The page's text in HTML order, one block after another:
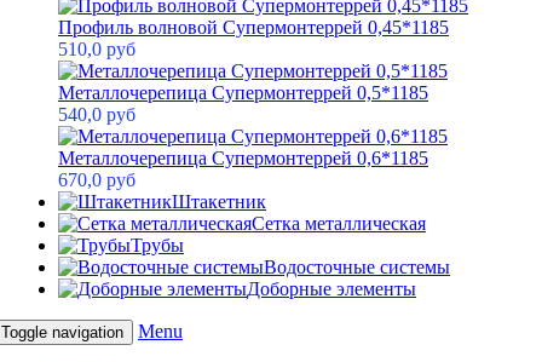
Профиль волновой Супермонтеррей 0,45*1185
510,0 руб
Металлочерепица Супермонтеррей 0,5*1185
540,0 руб
Металлочерепица Супермонтеррей 0,6*1185
670,0 руб
Штакетник
Сетка металлическая
Трубы
Водосточные системы
Доборные элементы
Toggle navigation Menu